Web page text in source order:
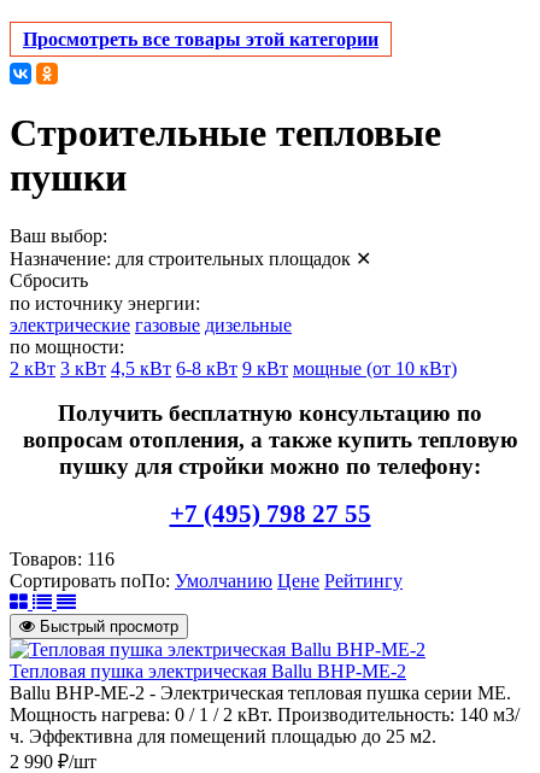
Просмотреть все товары этой категории
Строительные тепловые
пушки
Ваш выбор:
Назначение: для строительных площадок ✕
Сбросить
по источнику энергии:
электрические газовые дизельные
по мощности:
2 кВт 3 кВт 4,5 кВт 6-8 кВт 9 кВт мощные (от 10 кВт)
Получить бесплатную консультацию по
вопросам отопления, а также купить тепловую
пушку для стройки можно по телефону:
+7 (495) 798 27 55
Товаров: 116
Сортировать поПо: Умолчанию Цене Рейтингу
Быстрый просмотр
Тепловая пушка электрическая Ballu BHP-ME-2
Ballu BHP-ME-2 - Электрическая тепловая пушка серии МЕ.
Мощность нагрева: 0 / 1 / 2 кВт. Производительность: 140 м3/
ч. Эффективна для помещений площадью до 25 м2.
2 990 ₽/шт